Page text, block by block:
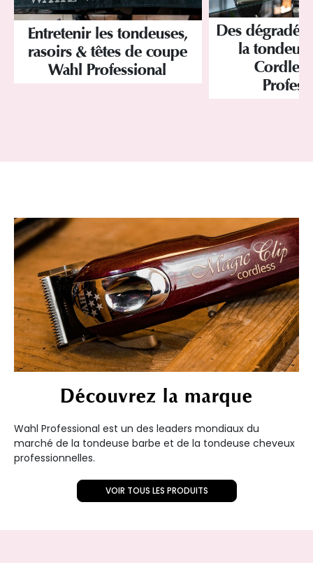
Entretenir les tondeuses,
rasoirs & têtes de coupe
Wahl Professional
Des dégradés
la
Découvrez la marque
Wahl Professional est un des leaders mondiaux du
marché de la tondeuse barbe et de la tondeuse cheveux
professionnelles.
VOIR TOUS LES PRODUITS